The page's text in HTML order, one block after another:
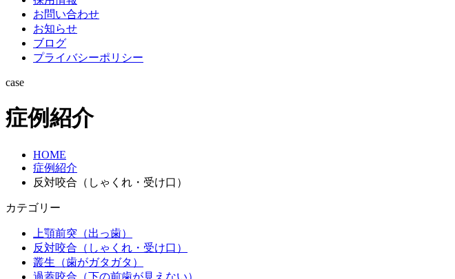
お問い合わせ
お知らせ
ブログ
プライバシーポリシー
case
症例紹介
HOME
症例紹介
反対咬合（しゃくれ・受け口）
カテゴリー
上顎前突（出っ歯）
反対咬合（しゃくれ・受け口）
叢生（歯がガタガタ）
過蓋咬合（下の前歯が見えない）